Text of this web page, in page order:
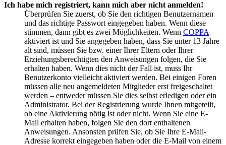
Ich habe mich registriert, kann mich aber nicht anmelden!
Überprüfen Sie zuerst, ob Sie den richtigen Benutzernamen
und das richtige Passwort eingegeben haben. Wenn diese
stimmen, dann gibt es zwei Möglichkeiten. Wenn COPPA
aktiviert ist und Sie angegeben haben, dass Sie unter 13 Jahre
alt sind, müssen Sie bzw. einer Ihrer Eltern oder Ihrer
Erziehungsberechtigten den Anweisungen folgen, die Sie
erhalten haben. Wenn dies nicht der Fall ist, muss Ihr
Benutzerkonto vielleicht aktiviert werden. Bei einigen Foren
müssen alle neu angemeldeten Mitglieder erst freigeschaltet
werden – entweder müssen Sie dies selbst erledigen oder ein
Administrator. Bei der Registrierung wurde Ihnen mitgeteilt,
ob eine Aktivierung nötig ist oder nicht. Wenn Sie eine E-
Mail erhalten haben, folgen Sie den dort enthaltenen
Anweisungen. Ansonsten prüfen Sie, ob Sie Ihre E-Mail-
Adresse korrekt eingegeben haben oder die E-Mail von einem